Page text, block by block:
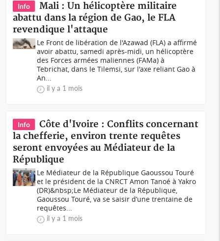
Info
Mali : Un hélicoptère militaire
abattu dans la région de Gao, le FLA
revendique l'attaque
Le Front de libération de l'Azawad (FLA) a affirmé
avoir abattu, samedi après-midi, un hélicoptère
des Forces armées maliennes (FAMa) à
Tebrichat, dans le Tilemsi, sur l'axe reliant Gao à
An...
il y a 1 mois
Info
Côte d'Ivoire : Conflits concernant
la chefferie, environ trente requêtes
seront envoyées au Médiateur de la
République
Le Médiateur de la République Gaoussou Touré
et le président de la CNRCT Amon Tanoé à Yakro
(DR)&nbsp;Le Médiateur de la République,
Gaoussou Touré, va se saisir d’une trentaine de
requêtes...
il y a 1 mois